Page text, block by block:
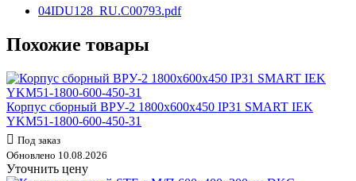
04IDU128_RU.C00793.pdf
Похожие товары
Корпус сборный ВРУ-2 1800х600х450 IP31 SMART IEK
YKM51-1800-600-450-31
Под заказ
Обновлено 10.08.2026
Уточнить цену